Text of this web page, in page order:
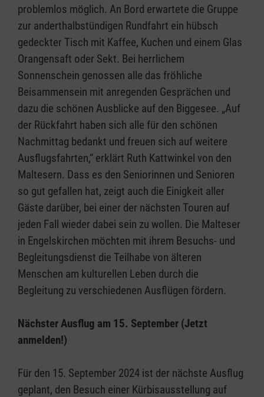
problemlos möglich. An Bord erwartete die Gruppe
zur anderthalbstündigen Rundfahrt ein hübsch
gedeckter Tisch mit Kaffee, Kuchen und einem Glas
Orangensaft oder Sekt. Bei herrlichem
Sonnenschein genossen alle das fröhliche
Beisammensein mit anregenden Gesprächen und
dazu die schönen Ausblicke auf den Biggesee. „Auf
der Rückfahrt haben sich alle für den schönen
Nachmittag bedankt und freuen sich auf weitere
Ausflugsfahrten,“ erklärt Ruth Kattwinkel von den
Maltesern. Dass es den Seniorinnen und Senioren
so gut gefallen hat, zeigt auch die Einigkeit aller
Gäste darüber, bei einer der nächsten Touren auf
jeden Fall wieder dabei sein zu wollen. Die Malteser
in Engelskirchen möchten mit ihrem Besuchs- und
Begleitungsdienst die Teilhabe von älteren
Menschen am kulturellen Leben durch die
Begleitung zu verschiedenen Ausflügen fördern.
Nächster Ausflug am 15. September (Jetzt
anmelden!)
Für den 15. September 2024 ist der nächste Ausflug
geplant, den Besuch einer Kürbisausstellung auf